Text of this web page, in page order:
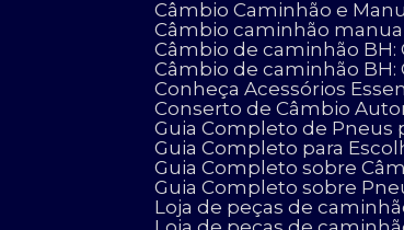
Câmbio Caminhão e
Câmbio caminhão
Câmbio de caminhão
Câmbio de caminhão
Conheça Acessórios
Conserto de Câmbio
Guia Completo de
Guia Completo para
Guia Completo sobre
Guia Completo sobre
Loja de peças de